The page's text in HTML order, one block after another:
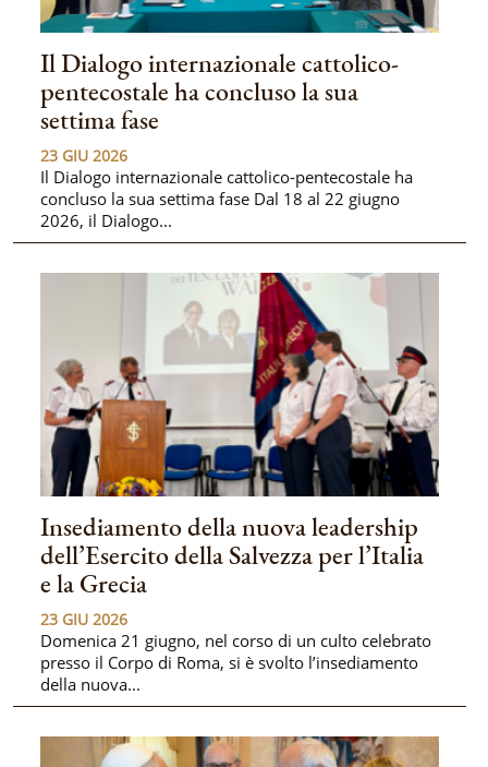
Il Dialogo internazionale cattolico-
pentecostale ha concluso la sua
settima fase
23 GIU 2026
Il Dialogo internazionale cattolico-pentecostale ha
concluso la sua settima fase Dal 18 al 22 giugno
2026, il Dialogo...
Insediamento della nuova leadership
dell’Esercito della Salvezza per l’Italia
e la Grecia
23 GIU 2026
Domenica 21 giugno, nel corso di un culto celebrato
presso il Corpo di Roma, si è svolto l’insediamento
della nuova...